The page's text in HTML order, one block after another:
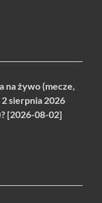
na żywo (mecze,
sierpnia 2026
[2026-08-02]